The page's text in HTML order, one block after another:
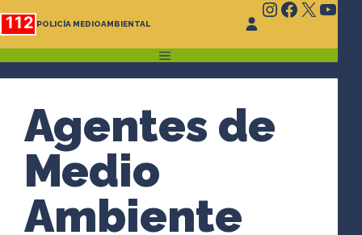
Saltar
al
contenido
112 POLICÍA MEDIOAMBIENTAL
Instagram
X
MENÚ
Agentes de
Medio
Ambiente